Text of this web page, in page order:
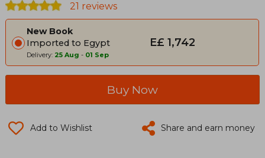
21 reviews
New Book
Imported to Egypt
Delivery: 25 Aug - 01 Sep
E£ 1,742
Buy Now
Add to Wishlist Share and earn money